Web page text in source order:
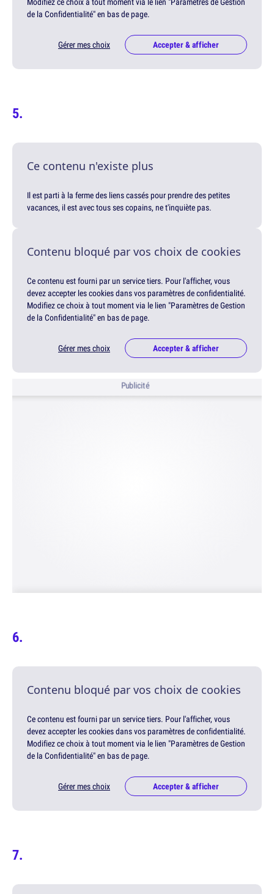
de la Confidentialité" en bas de page.
Gérer mes choix Accepter & afficher
Ce contenu n'existe plus
Il est parti à la ferme des liens cassés pour prendre des petites
vacances, il est avec tous ses copains, ne t'inquiète pas.
Contenu bloqué par vos choix de cookies
Ce contenu est fourni par un service tiers. Pour l'afficher, vous
devez accepter les cookies dans vos paramètres de confidentialité.
Modifiez ce choix à tout moment via le lien "Paramètres de Gestion
de la Confidentialité" en bas de page.
Gérer mes choix Accepter & afficher
Publicité
Contenu bloqué par vos choix de cookies
Ce contenu est fourni par un service tiers. Pour l'afficher, vous
devez accepter les cookies dans vos paramètres de confidentialité.
Modifiez ce choix à tout moment via le lien "Paramètres de Gestion
de la Confidentialité" en bas de page.
Gérer mes choix Accepter & afficher